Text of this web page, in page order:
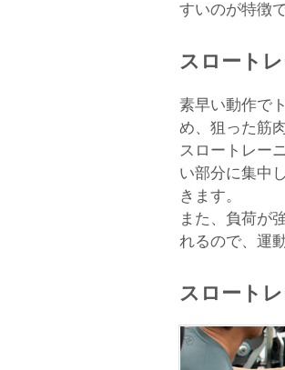
すいのが特徴で
スロート
素早い動作で
め、狙った筋
スロートレー
い部分に集中
きます。
また、負荷が
れるので、運
スロート